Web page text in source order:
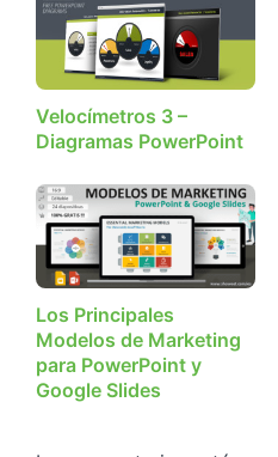
Velocímetros 3 –
Diagramas PowerPoint
Los Principales
Modelos de Marketing
para PowerPoint y
Google Slides